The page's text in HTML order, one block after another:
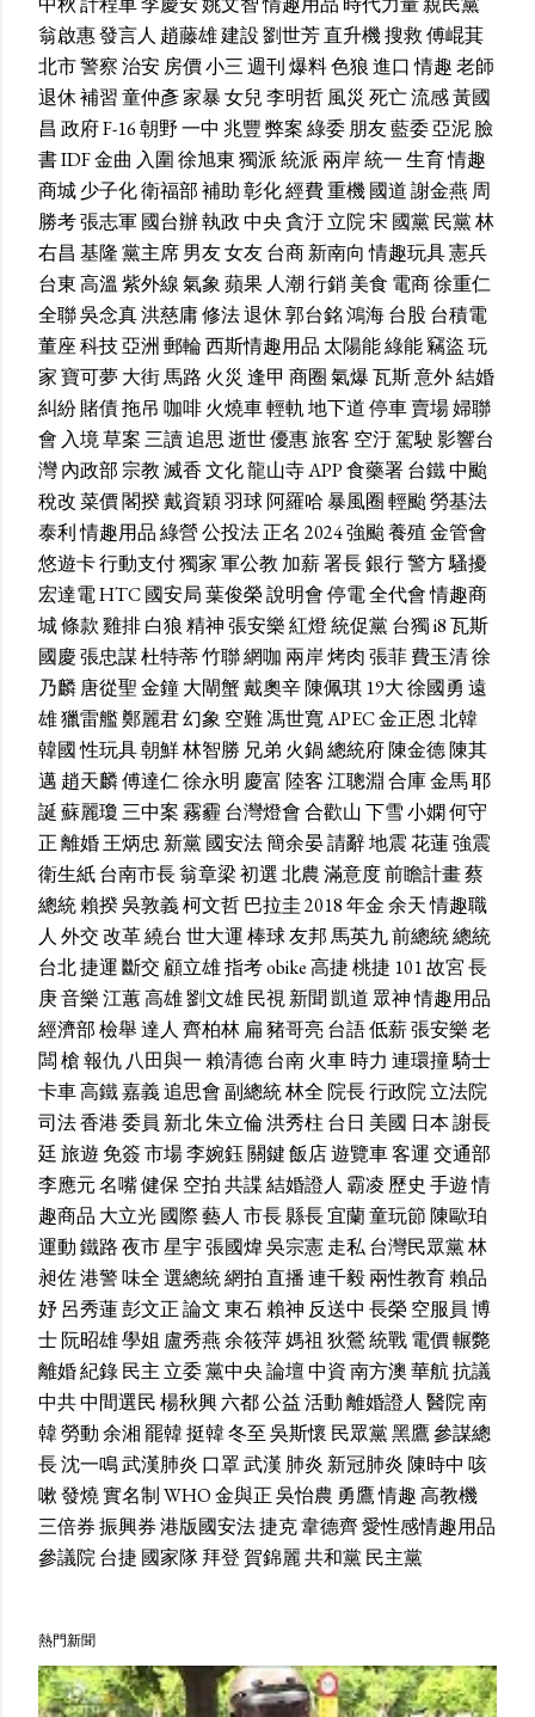
翁啟惠發言人 趙藤雄建設劉世芳直升機搜救傅崐萁
北市警察治安房價小三週刊爆料色狼進口 情趣老師
退休補習童仲彥家暴女兒李明哲風災 死亡流感黃國
昌 政府F-16朝野一中 兆豐弊案綠委朋友藍委亞泥臉
書IDF金曲 入圍徐旭東獨派統派 兩岸統一生育情趣
商城少子化衛福部補助彰化經費重機國道謝金燕 周
勝考張志軍國台辦執政中央貪汙立院宋 國黨民黨林
右昌 基隆黨主席男友女友台商新南向 情趣玩具憲兵
台東高溫 紫外線氣象蘋果 人潮行銷美食 電商徐重仁
全聯吳念真洪慈庸修法退休郭台銘鴻海台股 台積電
董座科技亞洲郵輪西斯情趣用品 太陽能綠能竊盜玩
家寶可夢大街馬路 火災 逢甲 商圈氣爆瓦斯意外結婚
糾紛賭債拖吊 咖啡火燒車輕軌地下道停車賣場婦聯
會 入境草案三讀追思逝世優惠旅客 空汙駕駛影響台
灣內政部宗教滅香文化龍山寺APP食藥署台鐵中颱
稅改菜價閣揆戴資穎羽球阿羅哈暴風圈輕颱勞基法
泰利情趣用品綠營公投法正名 2024強颱養殖金管會
悠遊卡行動支付獨家軍公教 加薪署長銀行警方騷擾
宏達電HTC國安局葉俊榮說明會停電全代會情趣商
城條款雞排白狼精神張安樂紅燈統促黨台獨i8瓦斯
國慶張忠謀杜特蒂竹聯網咖 兩岸烤肉張菲費玉清徐
乃麟唐從聖金鐘大閘蟹戴奧辛陳佩琪 19大徐國勇 遠
雄獵雷艦鄭麗君幻象 空難馮世寬APEC金正恩北韓
韓國性玩具朝鮮林智勝 兄弟 火鍋總統府陳金德陳其
邁 趙天麟傅達仁徐永明 慶富 陸客江聰淵合庫金馬耶
誕蘇麗瓊三中案霧霾 台灣燈會合歡山下雪小嫻何守
正離婚王炳忠 新黨國安法簡余晏請辭地震花蓮強震
衛生紙台南市長翁章梁初選北農滿意度前瞻計畫蔡
總統賴揆吳敦義柯文哲巴拉圭2018年金余天情趣職
人 外交改革繞台 世大運棒球友邦馬英九前總統總統
台北捷運斷交 顧立雄指考obike高捷桃捷 101故宮長
庚音樂江蕙高雄劉文雄民視新聞凱道 眾神情趣用品
經濟部檢舉達人 齊柏林 扁豬哥亮台語低薪張安樂老
闆槍報仇 八田與一賴清德台南火車時力 連環撞騎士
卡車高鐵嘉義追思會副總統林全院長行政院立法院
司法香港委員 新北朱立倫洪秀柱 台日 美國 日本謝長
廷旅遊 免簽市場李婉鈺關鍵飯店遊覽車客運交通部
李應元名嘴健保空拍共諜結婚證人 霸凌 歷史 手遊情
趣商品 大立光國際藝人 市長縣長宜蘭童玩節陳歐珀
運動鐵路夜市星宇張國煒吳宗憲走私台灣民眾黨林
昶佐港警味全選總統網拍直播連千毅兩性教育賴品
妤呂秀蓮彭文正論文東石賴神 反送中 長榮空服員 博
士阮昭雄學姐 盧秀燕余筱萍媽祖 狄鶯統戰電價輾斃
離婚紀錄民主 立委黨中央論壇中資南方澳華航抗議
中共中間選民楊秋興六都公益活動離婚證人 醫院南
韓勞動余湘罷韓挺韓冬至吳斯懷 民眾黨黑鷹參謀總
長沈一鳴武漢肺炎 口罩武漢 肺炎 新冠肺炎陳時中 咳
嗽發燒實名制WHO金與正吳怡農 勇鷹情趣高教機
三倍券振興券港版國安法捷克韋德齊愛性感情趣用品
參議院台捷 國家隊拜登賀錦麗共和黨民主黨
熱門新聞